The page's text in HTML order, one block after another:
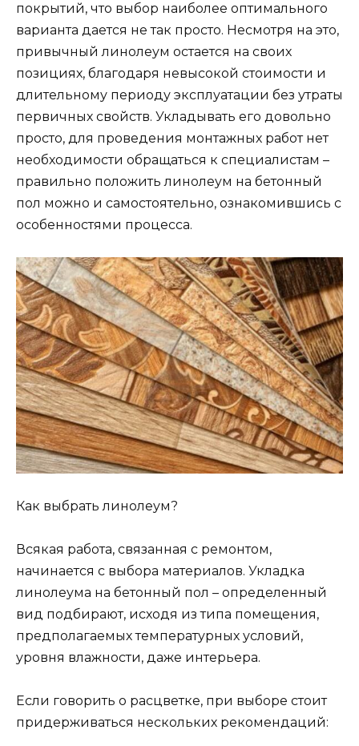
покрытий, что выбор наиболее оптимального
варианта дается не так просто. Несмотря на это,
привычный линолеум остается на своих
позициях, благодаря невысокой стоимости и
длительному периоду эксплуатации без утраты
первичных свойств. Укладывать его довольно
просто, для проведения монтажных работ нет
необходимости обращаться к специалистам –
правильно положить линолеум на бетонный
пол можно и самостоятельно, ознакомившись с
особенностями процесса.
Как выбрать линолеум?
Всякая работа, связанная с ремонтом,
начинается с выбора материалов. Укладка
линолеума на бетонный пол – определенный
вид подбирают, исходя из типа помещения,
предполагаемых температурных условий,
уровня влажности, даже интерьера.
Если говорить о расцветке, при выборе стоит
придерживаться нескольких рекомендаций: